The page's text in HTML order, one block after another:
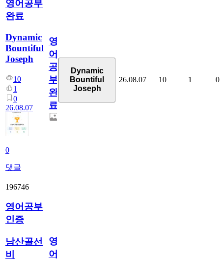
영어공부
완료
Dynamic
Bountiful
Joseph
10
1
0
26.08.07
0
댓글
영
어
공
부
완
료
Dynamic
Bountiful
Joseph
26.08.07 10 1 0
196746
영어공부
인증
남산골선
비
영
어